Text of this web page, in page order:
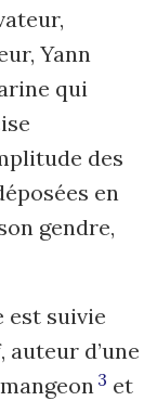
Yann
qui
des
en
gendre,
est suivie
d’une
3 et